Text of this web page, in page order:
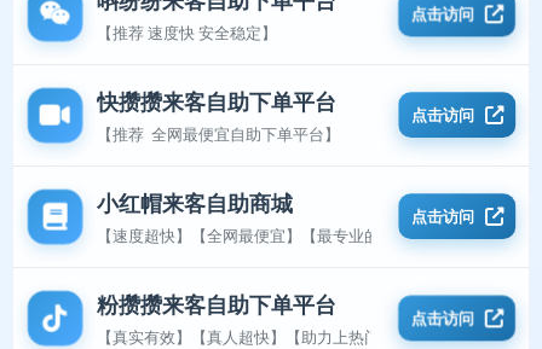
【推荐 速度快 安全稳定】
点击访问
快攒攒来客自助下单平台
【推荐 全网最便宜自助下单平台】
点击访问
小红帽来客自助商城
【速度超快】【全网最便宜】【最专业的平台】
点击访问
粉攒攒来客自助下单平台
【真实有效】【真人超快】【助力上热门】
点击访问